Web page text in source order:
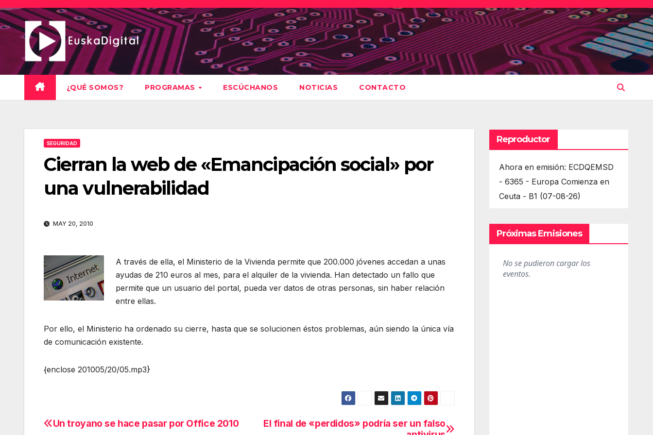
Saltar
al
contenido
¿QUÉ SOMOS? PROGRAMAS ESCÚCHANOS NOTICIAS CONTACTO
SEGURIDAD
Cierran la web de «Emancipación social» por
una vulnerabilidad
MAY 20, 2010
A través de ella, el Ministerio de la Vivienda permite que 200.000 jóvenes accedan a unas
ayudas de 210 euros al mes, para el alquiler de la vivienda. Han detectado un fallo que
permite que un usuario del portal, pueda ver datos de otras personas, sin haber relación
entre ellas.
Por ello, el Ministerio ha ordenado su cierre, hasta que se solucionen éstos problemas, aún siendo la única vía
de comunicación existente.
{enclose 201005/20/05.mp3}
Navegación
El final de «perdidos» podría ser un falso
Un troyano se hace pasar por Office 2010
Reproductor
Ahora en emisión: ECDQEMSD
- 6365 - Europa Comienza en
Ceuta - B1 (07-08-26)
Próximas Emisiones